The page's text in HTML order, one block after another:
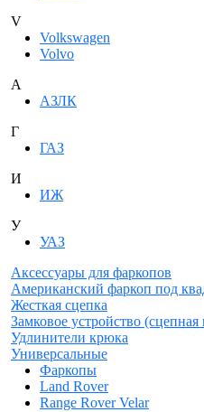
V
Volkswagen
Volvo
А
АЗЛК
Г
ГАЗ
И
ИЖ
У
УАЗ
Аксессуары для фаркопов
Американский фаркоп под
Жесткая сцепка
Замковое устройство (сцепная
Удлинители крюка
Универсальные
Фаркопы
Land Rover
Range Rover Velar